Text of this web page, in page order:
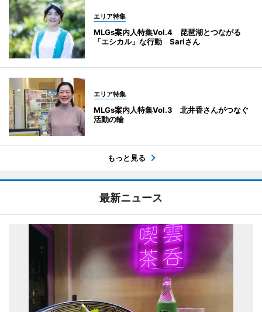
エリア特集
MLGs案内人特集Vol.4 琵琶湖とつながる
「エシカル」な行動 Sariさん
エリア特集
MLGs案内人特集Vol.3 北井香さんがつなぐ
活動の輪
もっと見る
最新ニュース